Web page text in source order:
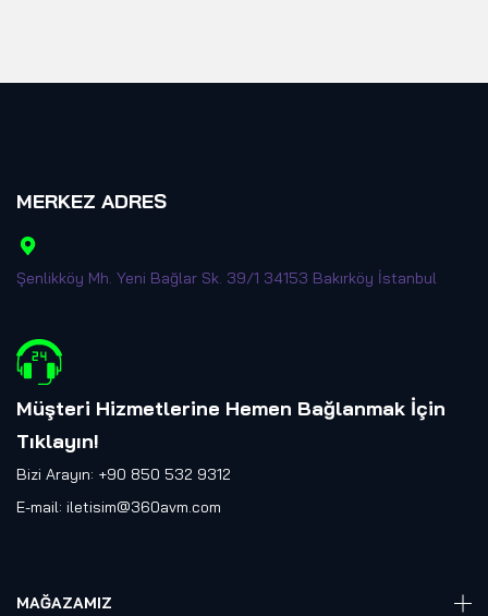
MERKEZ ADRES
Şenlikköy Mh. Yeni Bağlar Sk. 39/1 34153 Bakırköy İstanbul
Müşteri Hizmetlerine Hemen Bağlanmak İçin
Tıklayın!
Bizi Arayın: +90 850 532 9312
E-mail: iletisim@360avm.com
MAĞAZAMIZ